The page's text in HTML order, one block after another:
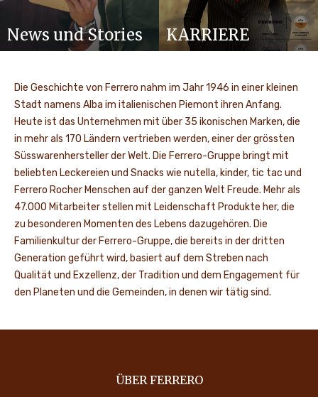
News und Stories KARRIERE
Die Geschichte von Ferrero nahm im Jahr 1946 in einer kleinen
Stadt namens Alba im italienischen Piemont ihren Anfang.
Heute ist das Unternehmen mit über 35 ikonischen Marken, die
in mehr als 170 Ländern vertrieben werden, einer der grössten
Süsswarenhersteller der Welt. Die Ferrero-Gruppe bringt mit
beliebten Leckereien und Snacks wie nutella, kinder, tic tac und
Ferrero Rocher Menschen auf der ganzen Welt Freude. Mehr als
47.000 Mitarbeiter stellen mit Leidenschaft Produkte her, die
zu besonderen Momenten des Lebens dazugehören. Die
Familienkultur der Ferrero-Gruppe, die bereits in der dritten
Generation geführt wird, basiert auf dem Streben nach
Qualität und Exzellenz, der Tradition und dem Engagement für
den Planeten und die Gemeinden, in denen wir tätig sind.
ÜBER FERRERO